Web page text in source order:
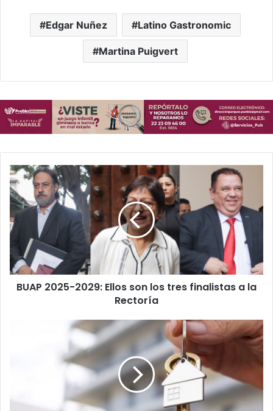
Edgar Nuñez Latino Gastronomic
Martina Puigvert
BUAP
2025-
2029:
Ellos
son
los
tres
finalistas
a
BUAP 2025-2029: Ellos son los tres finalistas a la
Rectoría